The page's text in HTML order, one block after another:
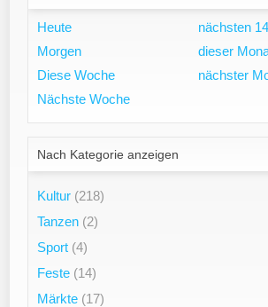
Heute
Morgen
Diese Woche
Nächste Woche
nächsten
dieser
nächster
Nach Kategorie anzeigen
Kultur (218)
Tanzen (2)
Sport (4)
Feste (14)
Märkte (17)